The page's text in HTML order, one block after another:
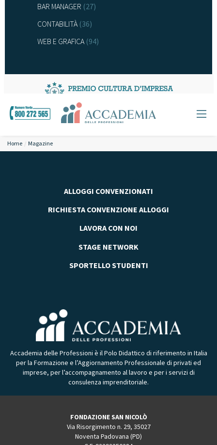
Home Magazine
BAR MANAGER (27)
CONTABILITÀ (36)
WEB E GRAFICA (94)
ALLOGGI CONVENZIONATI
RICHIESTA CONVENZIONE ALLOGGI
LAVORA CON NOI
STAGE NETWORK
SPORTELLO STUDENTI
Accademia delle Professioni è il Polo Didattico di riferimento in Italia
per la Formazione e l’Aggiornamento Professionale di privati ed
imprese, per l’accompagnamento al lavoro e per i servizi di
consulenza imprenditoriale.
FONDAZIONE SAN NICOLÒ
Via Risorgimento n. 29, 35027
Noventa Padovana (PD)